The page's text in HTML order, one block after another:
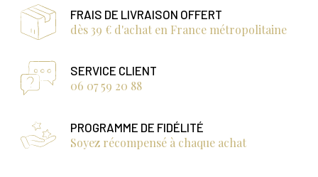
FRAIS DE LIVRAISON OFFERT
dès 39 € d'achat en France métropolitaine
SERVICE CLIENT
06 07 59 20 88
PROGRAMME DE FIDÉLITÉ
Soyez récompensé à chaque achat